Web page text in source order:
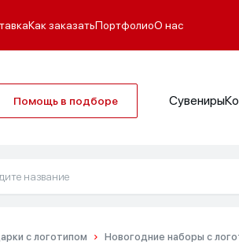
Как заказатьПортфолиоО нас
Помощь в подборе Сувениры
с логотипом Новогодние наборы с